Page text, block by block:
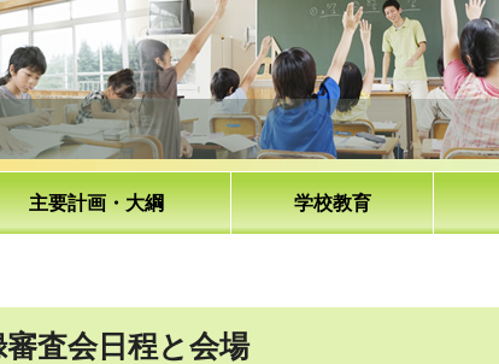
主要計画・大綱 学校教育
査会日程と会場